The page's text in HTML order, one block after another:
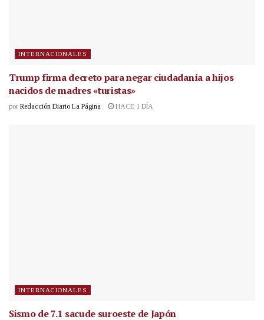
INTERNACIONALES
Trump firma decreto para negar ciudadanía a hijos
nacidos de madres «turistas»
por Redacción Diario La Página HACE 1 DÍA
INTERNACIONALES
Sismo de 7.1 sacude suroeste de Japón